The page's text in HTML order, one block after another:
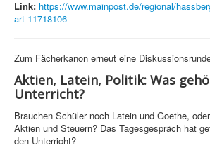
Link: https://www.mainpost.de/regional/
art-11718106
Zum Fächerkanon erneut eine
Aktien, Latein, Politik: Was
Unterricht?
Brauchen Schüler noch Latein und Goethe,
Aktien und Steuern? Das Tagesgespräch hat
den Unterricht?